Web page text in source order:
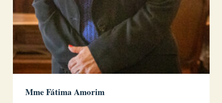
Mme Fátima Amorim